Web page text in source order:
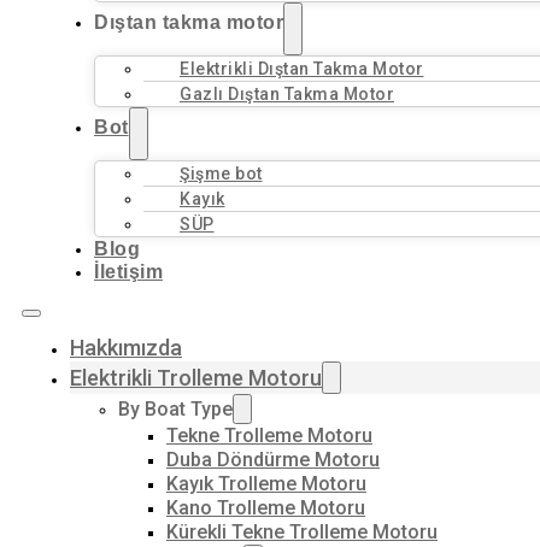
Dıştan takma motor
Elektrikli Dıştan Takma Motor
Gazlı Dıştan Takma Motor
Bot
Şişme bot
Kayık
SÜP
Blog
İletişim
Hakkımızda
Elektrikli Trolleme Motoru
By Boat Type
Tekne Trolleme Motoru
Duba Döndürme Motoru
Kayık Trolleme Motoru
Kano Trolleme Motoru
Kürekli Tekne Trolleme Motoru